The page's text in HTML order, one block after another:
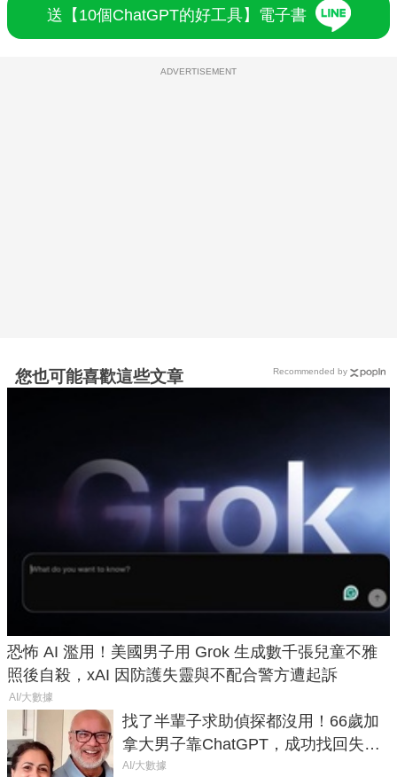
送【10個ChatGPT的好工具】電子書
ADVERTISEMENT
您也可能喜歡這些文章
恐怖 AI 濫用！美國男子用 Grok 生成數千張兒童不雅
照後自殺，xAI 因防護失靈與不配合警方遭起訴
AI/大數據
找了半輩子求助偵探都沒用！66歲加
拿大男子靠ChatGPT，成功找回失散
50年家人
AI/大數據
Recommended by